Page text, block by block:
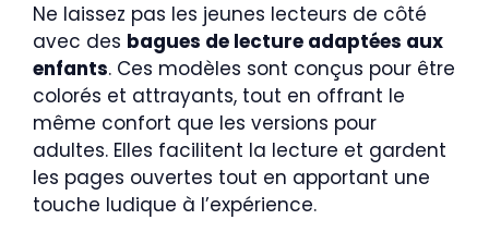
Ne laissez pas les jeunes lecteurs de côté
avec des bagues de lecture adaptées aux
enfants. Ces modèles sont conçus pour être
colorés et attrayants, tout en offrant le
même confort que les versions pour
adultes. Elles facilitent la lecture et gardent
les pages ouvertes tout en apportant une
touche ludique à l’expérience.